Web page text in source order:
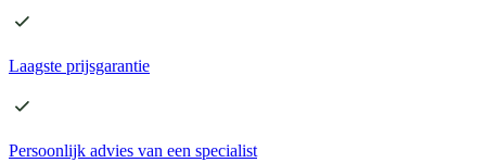
Laagste prijsgarantie
Persoonlijk advies van een specialist